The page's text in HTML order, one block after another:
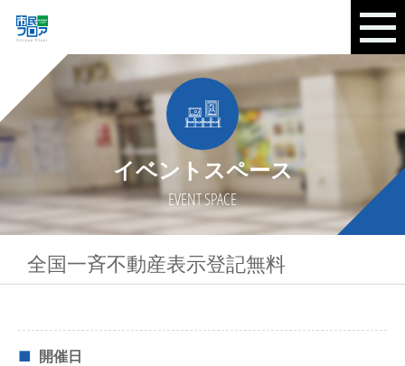
イベントスペース
EVENT SPACE
全国一斉不動産表示登記無料
開催日